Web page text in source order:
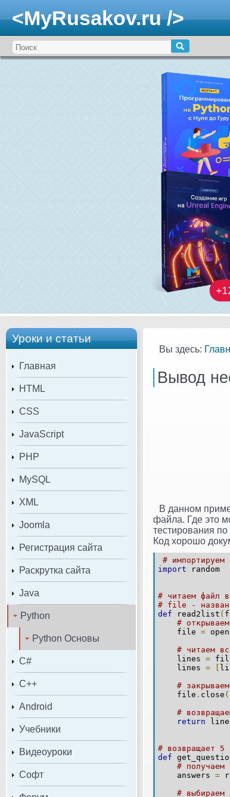
<MyRusakov.ru />
Уроки и статьи
Главная
HTML
CSS
JavaScript
PHP
MySQL
XML
Joomla
Регистрация сайта
Раскрутка сайта
Java
Python
Python Основы
C#
C++
Android
Учебники
Видеоуроки
Софт
Вы здесь:
Вывод
В данном
файла. Где это
тестирования
Код хорошо
# импортируем
import random
# читаем файл
# file -
def read2list (
#
file = open
# читаем
lines =
lines =
#
file . close
#
return
# возвращает 5
def
# получаем
answers =
# выбираем